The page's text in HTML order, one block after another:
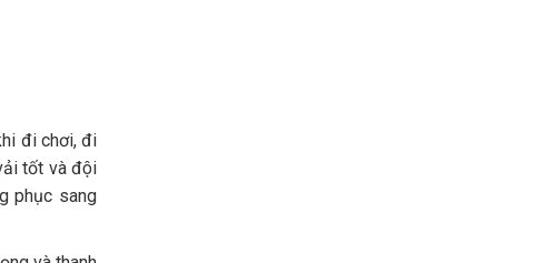
đi chơi, đi
tốt và đội
phục sang